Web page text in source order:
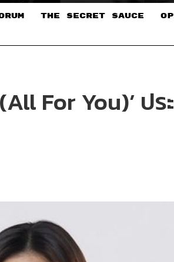
THE SECRET SAUCE​
For You)’ ปร